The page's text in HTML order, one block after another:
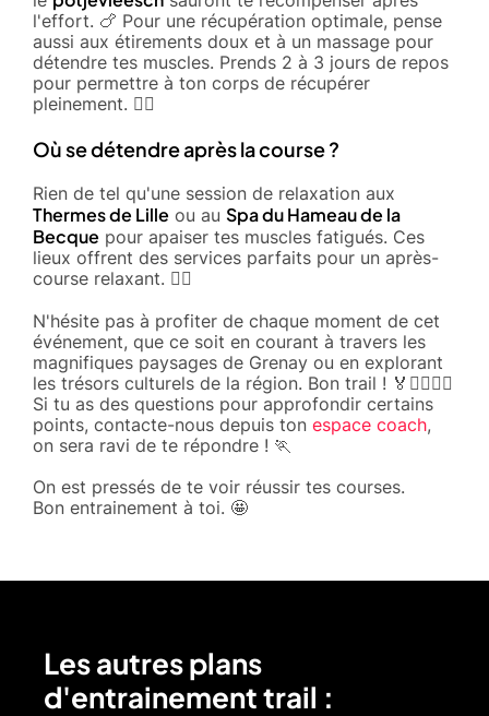
l'effort. 🍗 Pour une récupération optimale, pense
aussi aux étirements doux et à un massage pour
détendre tes muscles. Prends 2 à 3 jours de repos
pour permettre à ton corps de récupérer
pleinement. 🧘‍♂️
Où se détendre après la course ?
Rien de tel qu'une session de relaxation aux
Thermes de Lille ou au Spa du Hameau de la
Becque pour apaiser tes muscles fatigués. Ces
lieux offrent des services parfaits pour un après-
course relaxant. 💆‍♀️
N'hésite pas à profiter de chaque moment de cet
événement, que ce soit en courant à travers les
magnifiques paysages de Grenay ou en explorant
les trésors culturels de la région. Bon trail ! 🏅🏃‍♀️🏃‍♂️
Si tu as des questions pour approfondir certains
points, contacte-nous depuis ton espace coach,
on sera ravi de te répondre ! 🏃
On est pressés de te voir réussir tes courses.
Bon entrainement à toi. 🤩
Les autres plans
d'entrainement trail :